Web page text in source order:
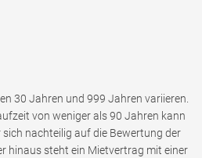
30 Jahren und 999 Jahren variieren.
von weniger als 90 Jahren kann
nachteilig auf die Bewertung der
hinaus steht ein Mietvertrag mit einer